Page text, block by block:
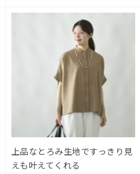
上品なとろみ生地ですっきり見
えも叶えてくれる